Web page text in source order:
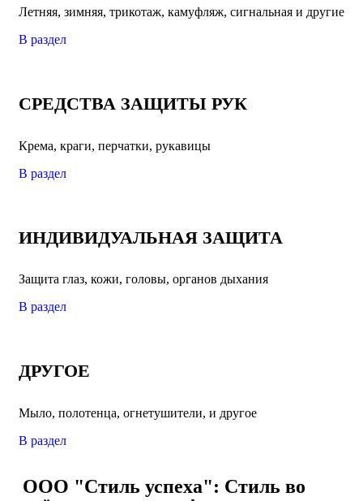
Летняя, зимняя, трикотаж, камуфляж, сигнальная и другие
В раздел
СРЕДСТВА ЗАЩИТЫ РУК
Крема, краги, перчатки, рукавицы
В раздел
ИНДИВИДУАЛЬНАЯ ЗАЩИТА
Защита глаз, кожи, головы, органов дыхания
В раздел
ДРУГОЕ
Мыло, полотенца, огнетушители, и другое
В раздел
ООО "Стиль успеха": Стиль во